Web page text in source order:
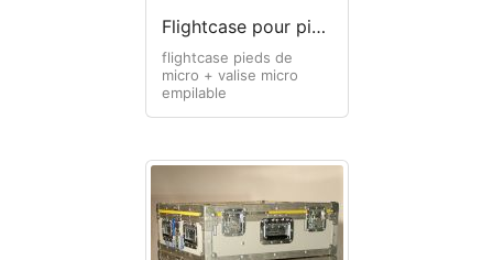
Flightcase pour pieds micro format 1/2 pallettes
flightcase pieds de
micro + valise micro
empilable